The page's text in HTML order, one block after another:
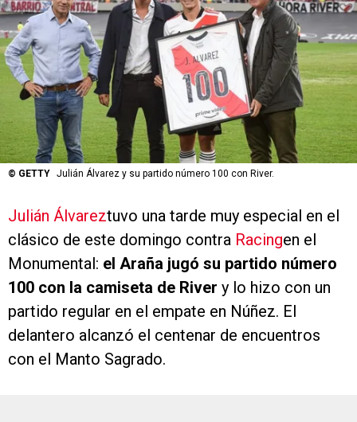
© GETTY Julián Álvarez y su partido número 100 con River.
Julián Álvareztuvo una tarde muy especial en el
clásico de este domingo contra Racingen el
Monumental: el Araña jugó su partido número
100 con la camiseta de River y lo hizo con un
partido regular en el empate en Núñez. El
delantero alcanzó el centenar de encuentros
con el Manto Sagrado.